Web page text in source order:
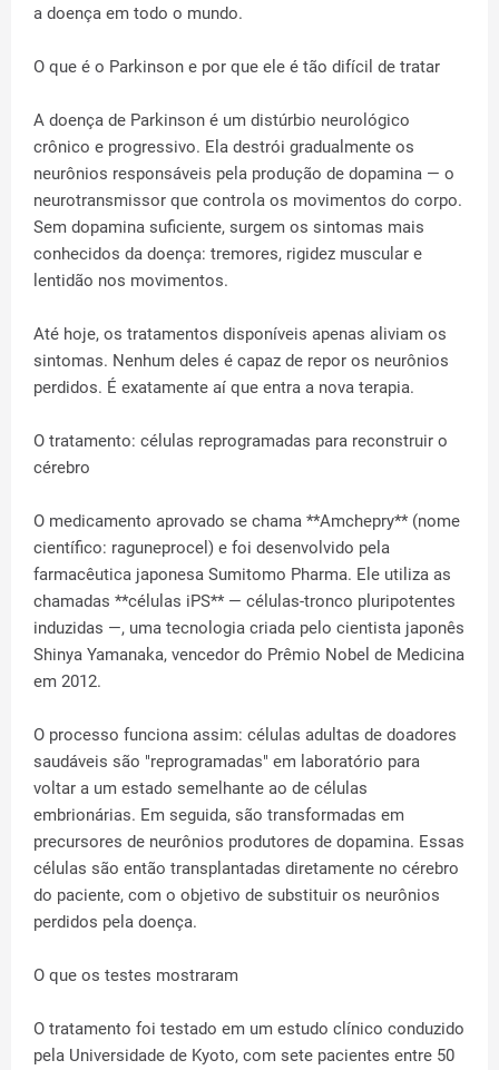
a doença em todo o mundo.
O que é o Parkinson e por que ele é tão difícil de tratar
A doença de Parkinson é um distúrbio neurológico
crônico e progressivo. Ela destrói gradualmente os
neurônios responsáveis pela produção de dopamina — o
neurotransmissor que controla os movimentos do corpo.
Sem dopamina suficiente, surgem os sintomas mais
conhecidos da doença: tremores, rigidez muscular e
lentidão nos movimentos.
Até hoje, os tratamentos disponíveis apenas aliviam os
sintomas. Nenhum deles é capaz de repor os neurônios
perdidos. É exatamente aí que entra a nova terapia.
O tratamento: células reprogramadas para reconstruir o
cérebro
O medicamento aprovado se chama **Amchepry** (nome
científico: raguneprocel) e foi desenvolvido pela
farmacêutica japonesa Sumitomo Pharma. Ele utiliza as
chamadas **células iPS** — células-tronco pluripotentes
induzidas —, uma tecnologia criada pelo cientista japonês
Shinya Yamanaka, vencedor do Prêmio Nobel de Medicina
em 2012.
O processo funciona assim: células adultas de doadores
saudáveis são "reprogramadas" em laboratório para
voltar a um estado semelhante ao de células
embrionárias. Em seguida, são transformadas em
precursores de neurônios produtores de dopamina. Essas
células são então transplantadas diretamente no cérebro
do paciente, com o objetivo de substituir os neurônios
perdidos pela doença.
O que os testes mostraram
O tratamento foi testado em um estudo clínico conduzido
pela Universidade de Kyoto, com sete pacientes entre 50